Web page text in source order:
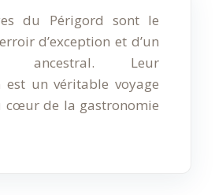
du Périgord sont le
d’exception et d’un
ancestral. Leur
est un véritable voyage
cœur de la gastronomie